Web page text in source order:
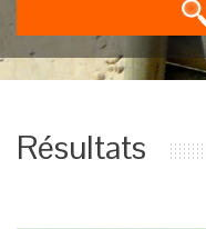
Résultats